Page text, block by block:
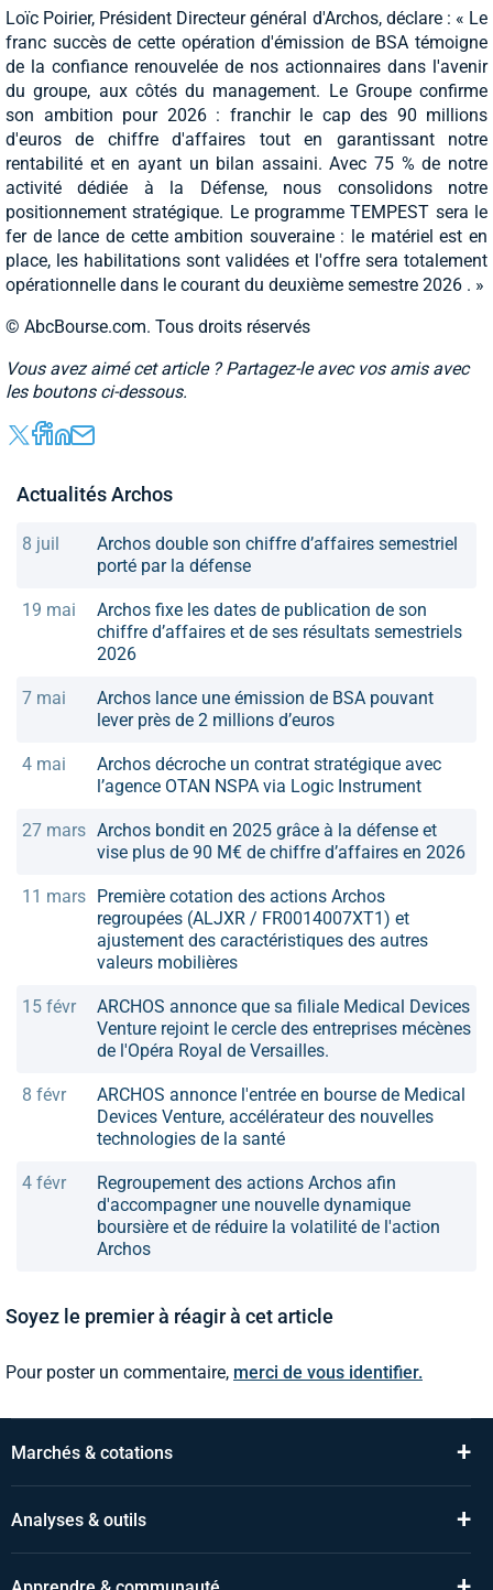
Loïc Poirier, Président Directeur général d'Archos, déclare : « Le
franc succès de cette opération d'émission de BSA témoigne
de la confiance renouvelée de nos actionnaires dans l'avenir
du groupe, aux côtés du management. Le Groupe confirme
son ambition pour 2026 : franchir le cap des 90 millions
d'euros de chiffre d'affaires tout en garantissant notre
rentabilité et en ayant un bilan assaini. Avec 75 % de notre
activité dédiée à la Défense, nous consolidons notre
positionnement stratégique. Le programme TEMPEST sera le
fer de lance de cette ambition souveraine : le matériel est en
place, les habilitations sont validées et l'offre sera totalement
opérationnelle dans le courant du deuxième semestre 2026 . »
© AbcBourse.com. Tous droits réservés
Vous avez aimé cet article ? Partagez-le avec vos amis avec
les boutons ci-dessous.
Actualités Archos
8 juil
Archos double son chiffre d’affaires semestriel
porté par la défense
19 mai
Archos fixe les dates de publication de son
chiffre d’affaires et de ses résultats semestriels
2026
7 mai
Archos lance une émission de BSA pouvant
lever près de 2 millions d’euros
4 mai
Archos décroche un contrat stratégique avec
l’agence OTAN NSPA via Logic Instrument
27 mars Archos bondit en 2025 grâce à la défense et
vise plus de 90 M€ de chiffre d’affaires en 2026
11 mars Première cotation des actions Archos
regroupées (ALJXR / FR0014007XT1) et
ajustement des caractéristiques des autres
valeurs mobilières
15 févr
ARCHOS annonce que sa filiale Medical Devices
Venture rejoint le cercle des entreprises mécènes
de l'Opéra Royal de Versailles.
8 févr
ARCHOS annonce l'entrée en bourse de Medical
Devices Venture, accélérateur des nouvelles
technologies de la santé
4 févr
Regroupement des actions Archos afin
d'accompagner une nouvelle dynamique
boursière et de réduire la volatilité de l'action
Archos
Soyez le premier à réagir à cet article
Pour poster un commentaire, merci de vous identifier.
Marchés & cotations +
Analyses & outils +